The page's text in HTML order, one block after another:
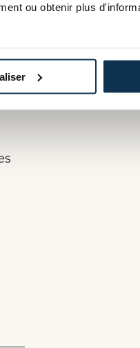
ou obtenir plus
: